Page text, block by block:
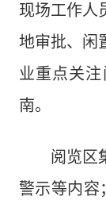
现场工作人
地审批、闲
业重点关
南。
阅览区集
警示等内容